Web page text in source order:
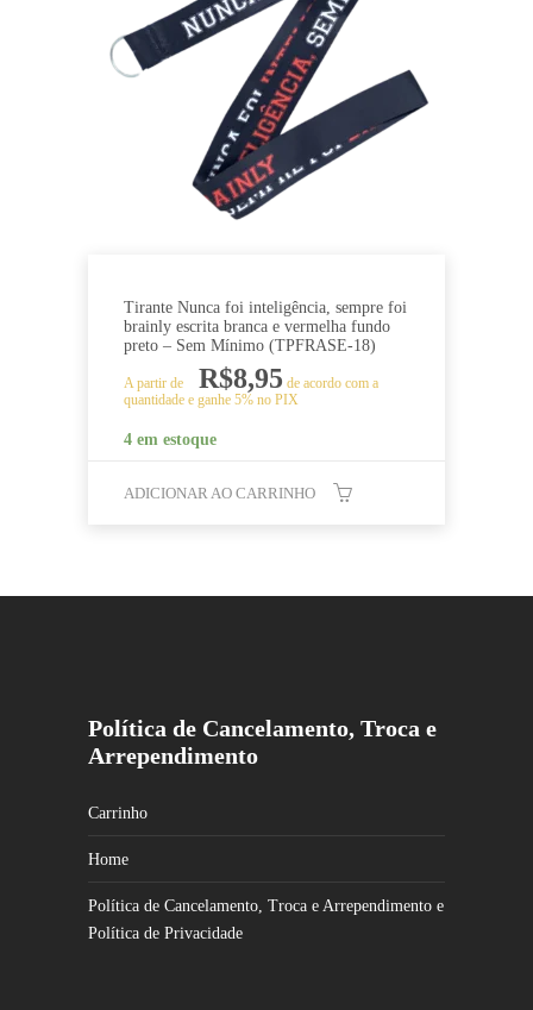
Tirante Nunca foi inteligência, sempre foi
brainly escrita branca e vermelha fundo
preto – Sem Mínimo (TPFRASE-18)
A partir de R$8,95 de acordo com a
quantidade e ganhe 5% no PIX
4 em estoque
ADICIONAR AO CARRINHO
Política de Cancelamento, Troca e
Arrependimento
Carrinho
Home
Política de Cancelamento, Troca e Arrependimento e
Política de Privacidade